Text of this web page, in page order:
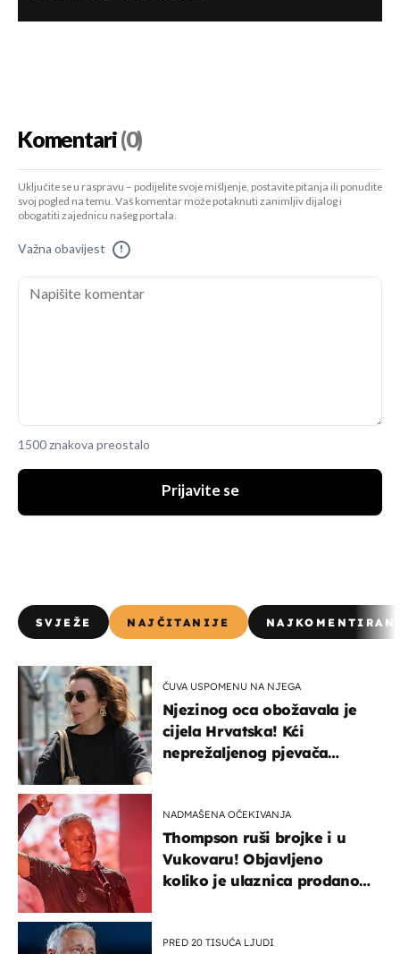
Komentari(0)
Uključite se u raspravu – podijelite svoje mišljenje, postavite pitanja ili ponudite
svoj pogled na temu. Vaš komentar može potaknuti zanimljiv dijalog i
obogatiti zajednicu našeg portala.
Važna obavijest !
1500 znakova preostalo
Prijavite se
SVJEŽE NAJČITANIJE
ČUVA USPOMENU NA NJEGA
Njezinog oca obožavala je
cijela Hrvatska! Kći
neprežaljenog pjevača
NADMAŠENA OČEKIVANJA
Thompson ruši brojke i u
Vukovaru! Objavljeno
koliko je ulaznica prodano
PRED 20 TISUĆA LJUDI